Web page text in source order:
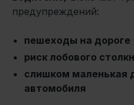
предупреждений:
пешеходы на дороге
риск лобового
слишком маленькая
автомобиля